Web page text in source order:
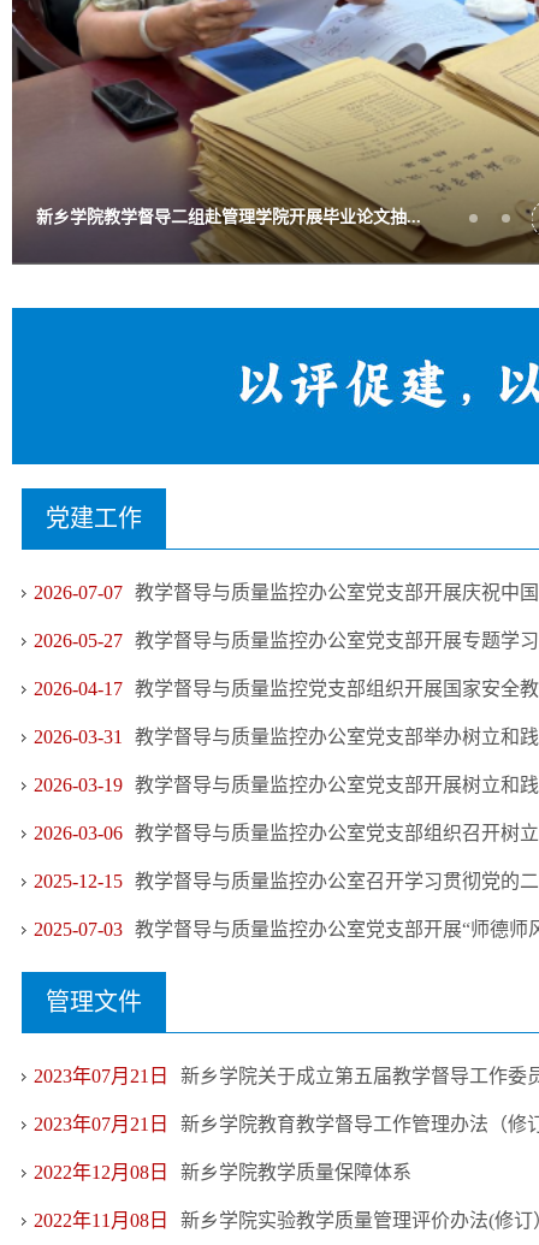
新乡学院教学督导二组赴管理学院开展毕业论文抽...
党建工作
2026-07-07 教学督导与质量监控办公室党支部开展庆祝中
2026-05-27 教学督导与质量监控办公室党支部开展专题学
2026-04-17 教学督导与质量监控党支部组织开展国家安全
2026-03-31 教学督导与质量监控办公室党支部举办树立和
2026-03-19 教学督导与质量监控办公室党支部开展树立和
2026-03-06 教学督导与质量监控办公室党支部组织召开树
2025-12-15 教学督导与质量监控办公室召开学习贯彻党的
2025-07-03 教学督导与质量监控办公室党支部开展“师德师
管理文件
2023年07月21日 新乡学院关于成立第五届教学督导工作委
2023年07月21日 新乡学院教育教学督导工作管理办法（修
2022年12月08日 新乡学院教学质量保障体系
2022年11月08日 新乡学院实验教学质量管理评价办法(修订